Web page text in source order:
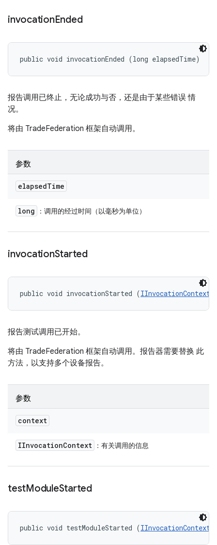
invocationEnded
public void invocationEnded (long elapsedTime)
报告调用已终止，无论成功与否，还是由于某些错误 情
况。
将由 TradeFederation 框架自动调用。
参数
elapsedTime
long ：调用的经过时间（以毫秒为单位）
invocationStarted
public void invocationStarted (IInvocationContext
报告测试调用已开始。
将由 TradeFederation 框架自动调用。报告器需要替换 此
方法，以支持多个设备报告。
参数
context
IInvocationContext ：有关调用的信息
testModuleStarted
public void testModuleStarted (IInvocationContext